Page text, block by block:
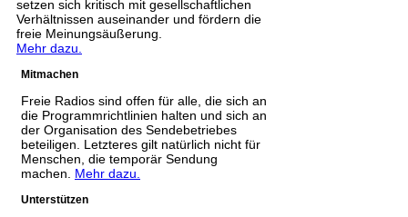
setzen sich kritisch mit gesellschaftlichen
Verhältnissen auseinander und fördern die
freie Meinungsäußerung.
Mehr dazu.
Mitmachen
Freie Radios sind offen für alle, die sich an
die Programmrichtlinien halten und sich an
der Organisation des Sendebetriebes
beteiligen. Letzteres gilt natürlich nicht für
Menschen, die temporär Sendung
machen. Mehr dazu.
Unterstützen